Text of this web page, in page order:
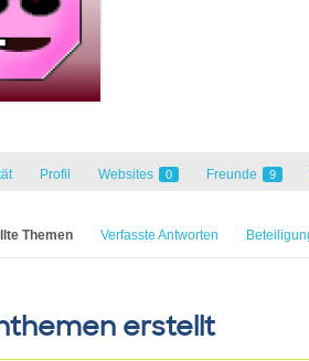
Profil Websites 0 Freunde 9
Themen Verfasste Antworten
erstellt